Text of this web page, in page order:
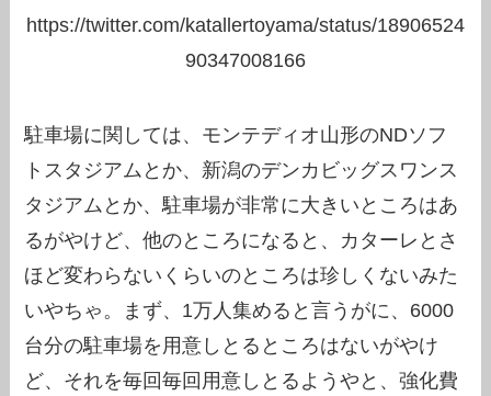
https://twitter.com/katallertoyama/status/18906524
90347008166
駐車場に関しては、モンテディオ山形のNDソフ
トスタジアムとか、新潟のデンカビッグスワンス
タジアムとか、駐車場が非常に大きいところはあ
るがやけど、他のところになると、カターレとさ
ほど変わらないくらいのところは珍しくないみた
いやちゃ。まず、1万人集めると言うがに、6000
台分の駐車場を用意しとるところはないがやけ
ど、それを毎回毎回用意しとるようやと、強化費